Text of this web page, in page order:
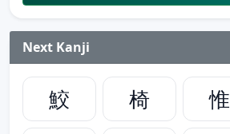
Next Kanji
鮫 椅 惟